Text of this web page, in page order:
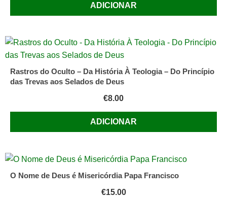
ADICIONAR
Rastros do Oculto – Da História À Teologia – Do Princípio
das Trevas aos Selados de Deus
€8.00
ADICIONAR
O Nome de Deus é Misericórdia Papa Francisco
€15.00